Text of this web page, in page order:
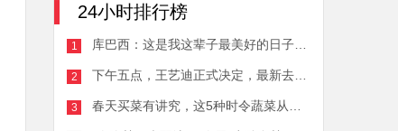
24小时排行榜
1
2
3